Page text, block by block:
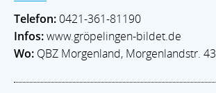
Telefon: 0421-361-81190
Infos:www.gröpelingen-bildet.de
Wo: QBZ Morgenland, Morgenlandstr. 43